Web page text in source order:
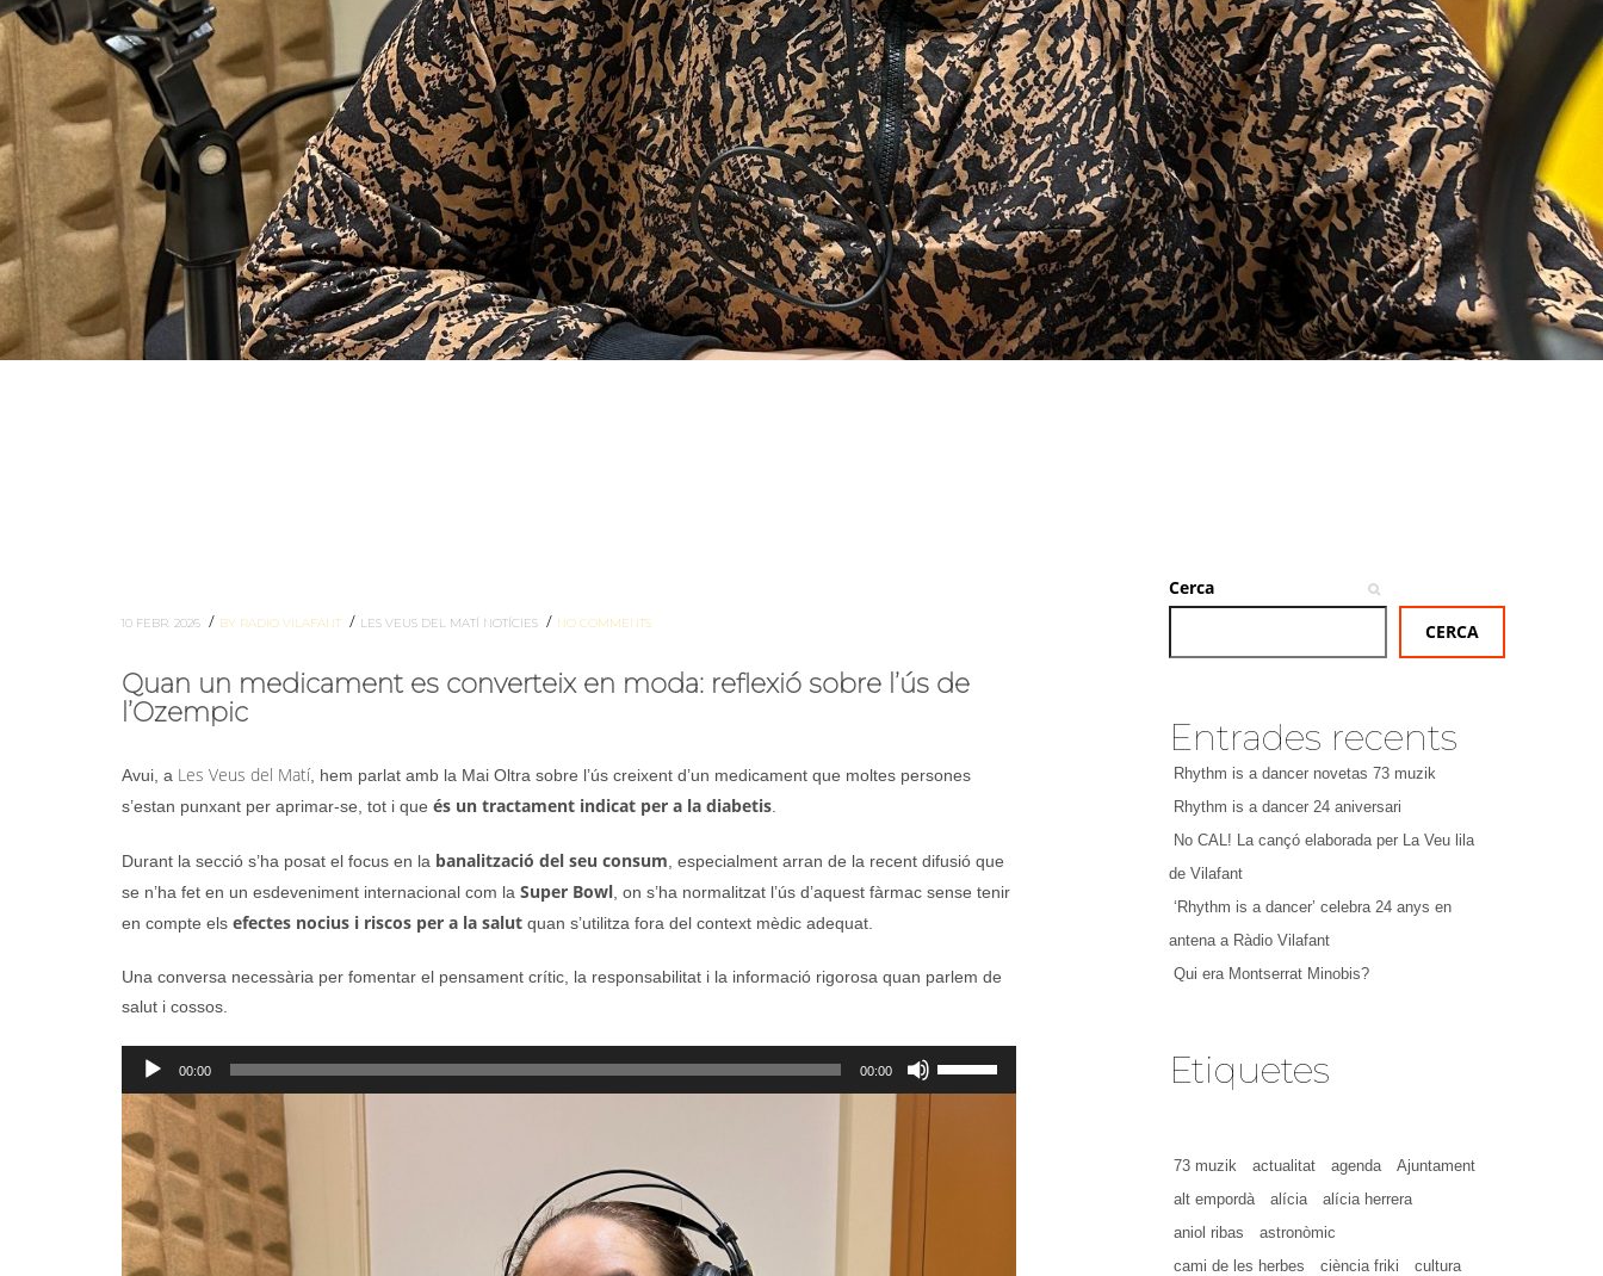
10 FEBR. 2026 / BY RADIO VILAFANT / LES VEUS DEL MATÍ NOTÍCIES / NO COMMENTS
Quan un medicament es converteix en moda: reflexió sobre l’ús de
l’Ozempic
Avui, a Les Veus del Matí , hem parlat amb la Mai Oltra sobre l’ús creixent d’un medicament que moltes persones
s’estan punxant per aprimar-se, tot i que és un tractament indicat per a la diabetis
Durant la secció s’ha posat el focus en la banalització del seu consum , especialment arran de la recent difusió que
se n’ha fet en un esdeveniment internacional com la Super Bowl , on s’ha normalitzat l’ús d’aquest fàrmac sense tenir
en compte els efectes nocius i riscos per a la salut quan s’utilitza fora del context mèdic adequat.
Una conversa necessària per fomentar el pensament crític, la responsabilitat i la informació rigorosa quan parlem de
salut i cossos.
Reproductor
d'àudio
00:00 00:00
Cerca
CERCA
Entrades recents
Rhythm is a dancer novetas 73 muzik
Rhythm is a dancer 24 aniversari
No CAL! La cançó elaborada per La Veu lila
de Vilafant
‘Rhythm is a dancer’ celebra 24 anys en
antena a Ràdio Vilafant
Qui era Montserrat Minobis?
Etiquetes
73 muzik actualitat agenda
Ajuntament
alt empordà
alícia
alícia herrera
aniol ribas
astronòmic
cami de les herbes
ciència friki
cultura